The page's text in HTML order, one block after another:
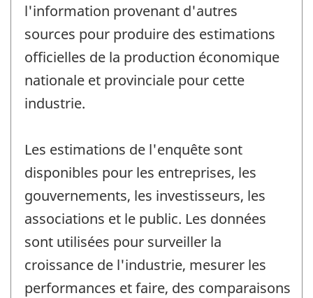
l'information provenant d'autres
sources pour produire des estimations
officielles de la production économique
nationale et provinciale pour cette
industrie.
Les estimations de l'enquête sont
disponibles pour les entreprises, les
gouvernements, les investisseurs, les
associations et le public. Les données
sont utilisées pour surveiller la
croissance de l'industrie, mesurer les
performances et faire, des comparaisons